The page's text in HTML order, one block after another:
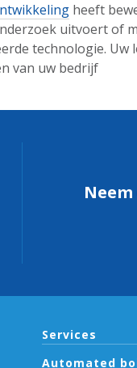
heeft
uitvoert of
technologie. Uw
van uw bedrijf
Services
Automated